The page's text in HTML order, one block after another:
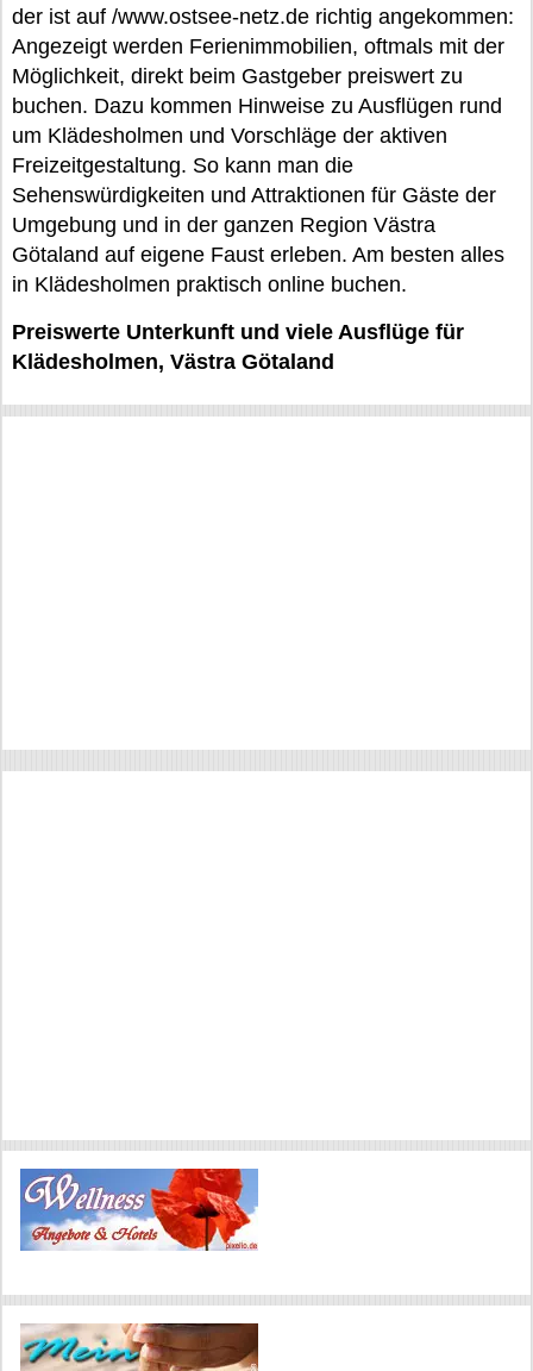
der ist auf /www.ostsee-netz.de richtig angekommen:
Angezeigt werden Ferienimmobilien, oftmals mit der
Möglichkeit, direkt beim Gastgeber preiswert zu
buchen. Dazu kommen Hinweise zu Ausflügen rund
um Klädesholmen und Vorschläge der aktiven
Freizeitgestaltung. So kann man die
Sehenswürdigkeiten und Attraktionen für Gäste der
Umgebung und in der ganzen Region Västra
Götaland auf eigene Faust erleben. Am besten alles
in Klädesholmen praktisch online buchen.
Preiswerte Unterkunft und viele Ausflüge für
Klädesholmen, Västra Götaland